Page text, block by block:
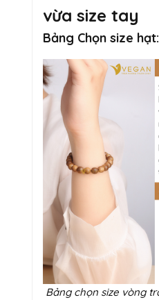
vừa size tay
Bảng Chọn size hạt:
Bảng chọn size vòng